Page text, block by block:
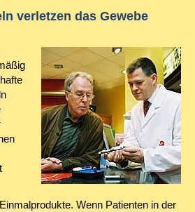
verletzen das Gewebe
Wenn Patienten in der